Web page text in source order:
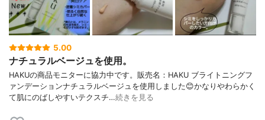
5.00
ナチュラルベージュを使用。
HAKUの商品モニターに協力中です。販売名：HAKU ブライトニングフ
ァンデーションナチュラルベージュを使用しました😊かなりやわらかく
て肌にのばしやすいテクスチ…続きを見る